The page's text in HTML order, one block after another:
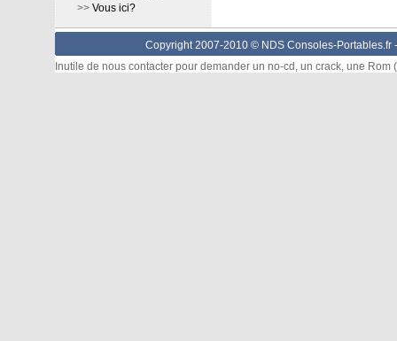
>> Vous ici?
Copyright 2007-2010 © NDS Consoles-Portables.fr
Inutile de nous contacter pour demander un no-cd, un crack, une